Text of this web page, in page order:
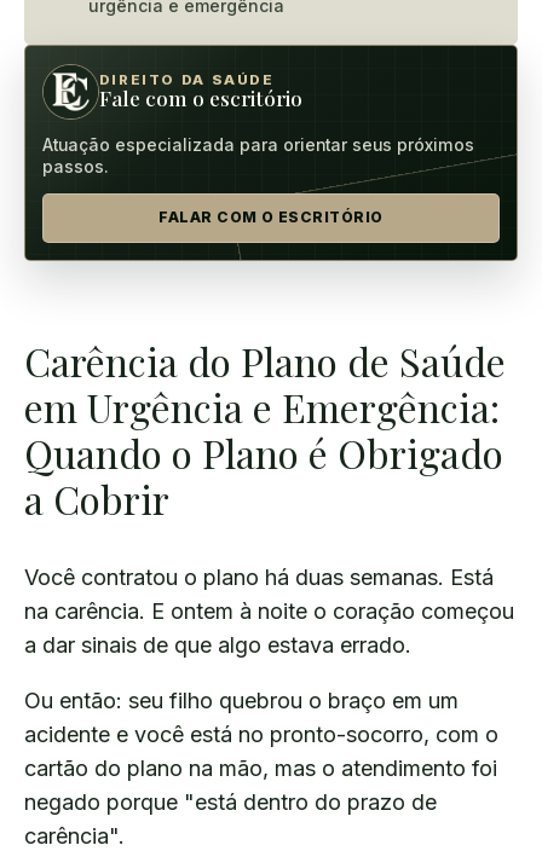
urgência e emergência
DIREITO DA SAÚDE
Fale com o escritório
Atuação especializada para orientar seus próximos
passos.
FALAR COM O ESCRITÓRIO
Carência do Plano de Saúde
em Urgência e Emergência:
Quando o Plano é Obrigado
a Cobrir
Você contratou o plano há duas semanas. Está
na carência. E ontem à noite o coração começou
a dar sinais de que algo estava errado.
Ou então: seu filho quebrou o braço em um
acidente e você está no pronto-socorro, com o
cartão do plano na mão, mas o atendimento foi
negado porque "está dentro do prazo de
carência".